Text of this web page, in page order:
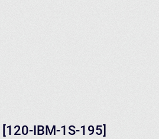
[120-IBM-1S-195]